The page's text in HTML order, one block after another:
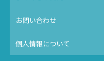
お問い合わせ
個人情報について